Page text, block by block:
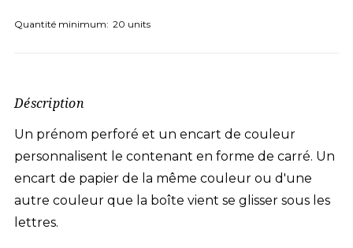
Quantité minimum: 20 units
Déscription
Un prénom perforé et un encart de couleur
personnalisent le contenant en forme de carré. Un
encart de papier de la même couleur ou d'une
autre couleur que la boîte vient se glisser sous les
lettres.